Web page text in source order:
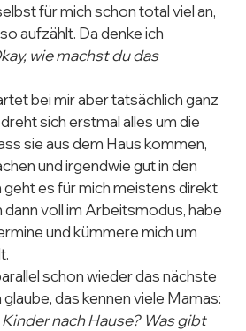
für mich schon total viel an,
aufzählt. Da denke ich
wie machst du das
bei mir aber tatsächlich ganz
sich erstmal alles um die
sie aus dem Haus kommen,
und irgendwie gut in den
geht es für mich meistens direkt
dann voll im Arbeitsmodus, habe
und kümmere mich um
schon wieder das nächste
das kennen viele Mamas:
nach Hause? Was gibt